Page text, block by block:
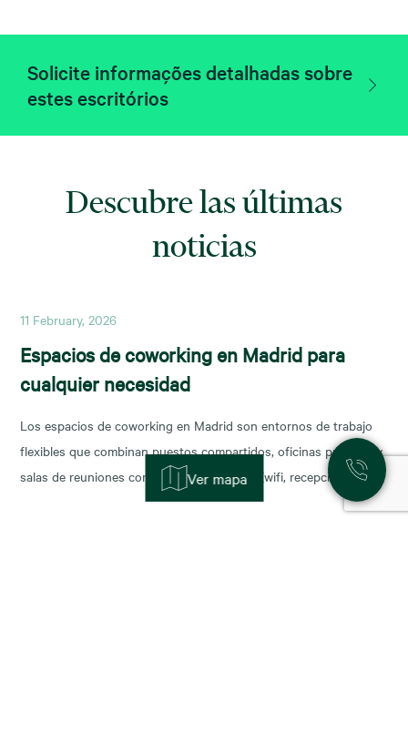
Ver mapa
Solicite informações detalhadas sobre
estes escritórios
Descubre las últimas
noticias
11 February, 2026
Espacios de coworking en Madrid para
cualquier necesidad
Los espacios de coworking en Madrid son entornos de trabajo
flexibles que combinan puestos compartidos, oficinas privadas y
salas de reuniones con servicios incluidos (wifi, recepción,
limpieza y soporte), y permiten escalar o reducir superficie con